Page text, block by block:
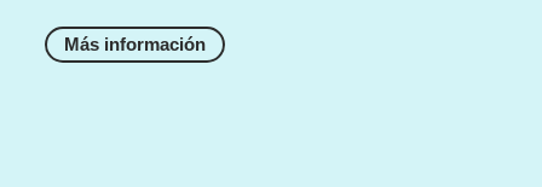
Más información